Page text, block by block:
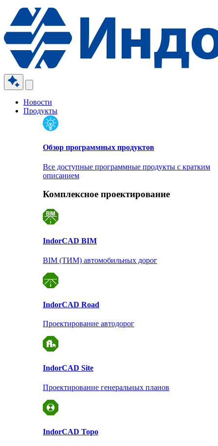
Новости
Продукты
Обзор программных продуктов
Все доступные программные продукты с кратким
описанием
Комплексное проектирование
IndorCAD BIM
BIM (ТИМ) автомобильных дорог
IndorCAD Road
Проектирование автодорог
IndorCAD Site
Проектирование генеральных планов
IndorCAD Topo